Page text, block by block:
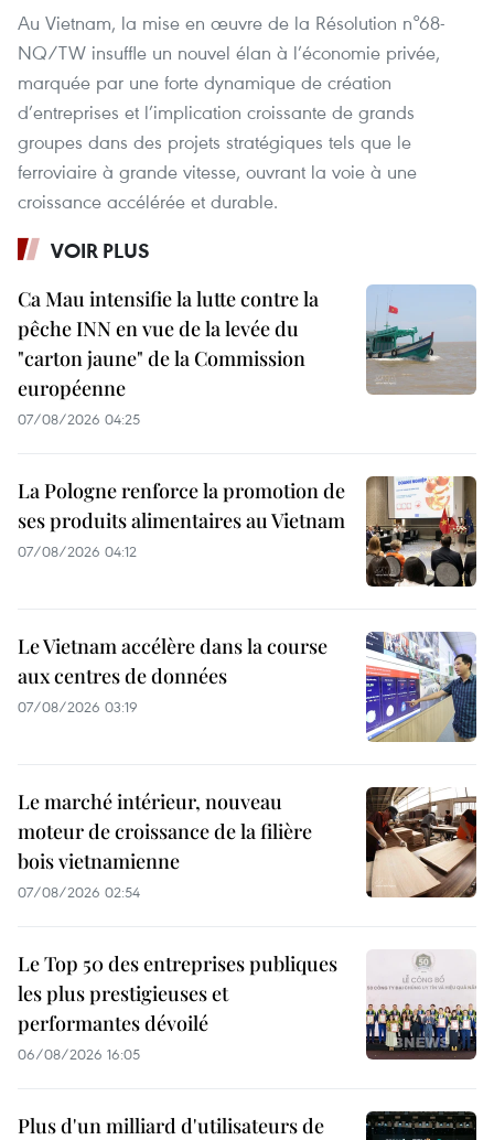
Au Vietnam, la mise en œuvre de la Résolution n°68-
NQ/TW insuffle un nouvel élan à l’économie privée,
marquée par une forte dynamique de création
d’entreprises et l’implication croissante de grands
groupes dans des projets stratégiques tels que le
ferroviaire à grande vitesse, ouvrant la voie à une
croissance accélérée et durable.
VOIR PLUS
Ca Mau intensifie la lutte contre la
pêche INN en vue de la levée du
"carton jaune" de la Commission
européenne
07/08/2026 04:25
La Pologne renforce la promotion de
ses produits alimentaires au Vietnam
07/08/2026 04:12
Le Vietnam accélère dans la course
aux centres de données
07/08/2026 03:19
Le marché intérieur, nouveau
moteur de croissance de la filière
bois vietnamienne
07/08/2026 02:54
Le Top 50 des entreprises publiques
les plus prestigieuses et
performantes dévoilé
06/08/2026 16:05
Plus d'un milliard d'utilisateurs de